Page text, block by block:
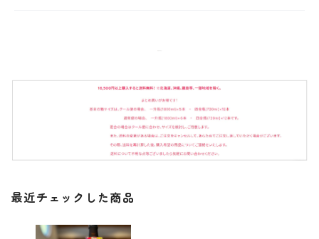
最近チェックした商品